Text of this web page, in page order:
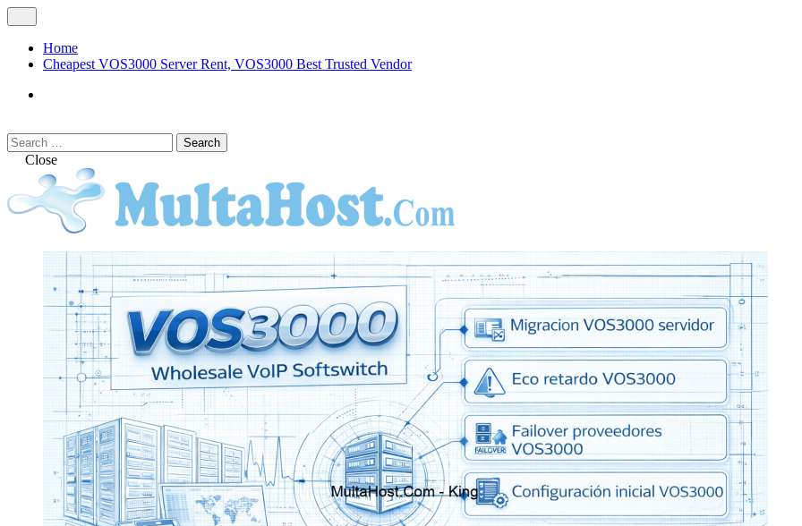
Skip
to
content
Menu
Home
Cheapest VOS3000 Server Rent, VOS3000 Best Trusted Vendor
Search
Search
for:Close
VOS3000
MULTAHOST Blog for VOS3000 Troubleshoot